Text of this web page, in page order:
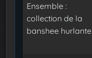
Ensemble :
collection de la
banshee hurlante